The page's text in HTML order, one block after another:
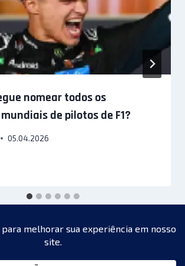
nomear todos os
de pilotos de F1?
05.04.2026